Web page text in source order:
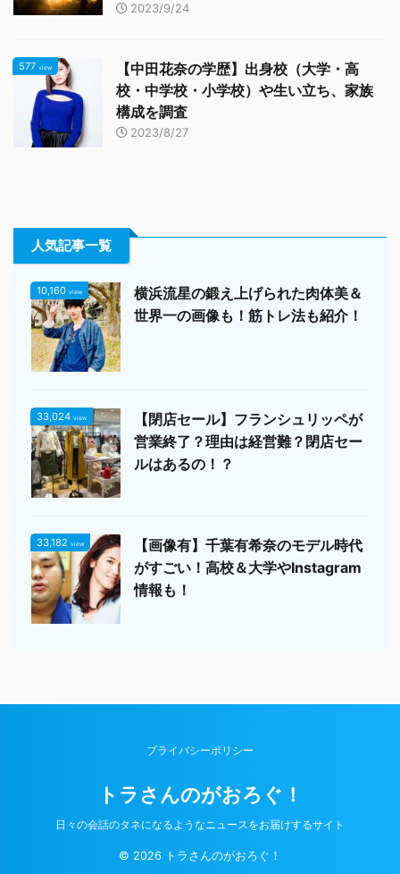
2023/9/24
577 view
【中田花奈の学歴】出身校（大学・高
校・中学校・小学校）や生い立ち、家族
構成を調査
2023/8/27
人気記事一覧
10,160 view
横浜流星の鍛え上げられた肉体美＆
世界一の画像も！筋トレ法も紹介！
33,024 view
【閉店セール】フランシュリッペが
営業終了？理由は経営難？閉店セー
ルはあるの！？
33,182 view
【画像有】千葉有希奈のモデル時代
がすごい！高校＆大学やInstagram
情報も！
プライバシーポリシー
トラさんのがおろぐ！
日々の会話のタネになるようなニュースをお届けするサイト
© 2026 トラさんのがおろぐ！